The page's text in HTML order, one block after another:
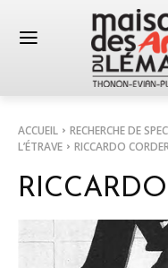
ACCUEIL RECHERCHE DE
L’ÉTRAVE
RICCARDO